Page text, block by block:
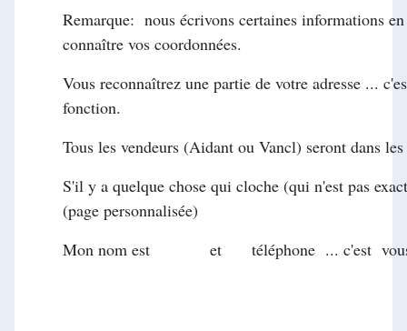
Remarque: nous écrivons certaines informations
connaître vos coordonnées.
Vous reconnaîtrez une partie de votre adresse ...
fonction.
Tous les vendeurs (Aidant ou Vancl) seront dans
S'il y a quelque chose qui cloche (qui n'est pas
(page personnalisée)
Mon nom est et téléphone ... c'est vous qui